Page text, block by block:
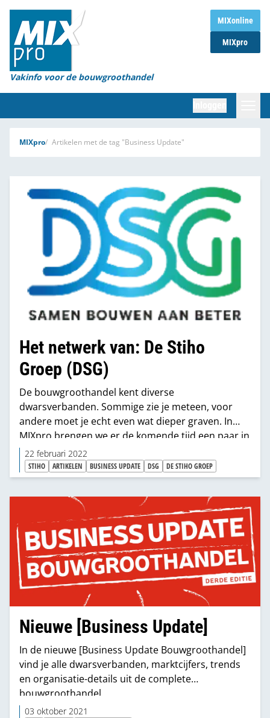
MIXonline
MIXpro
Vakinfo voor de bouwgroothandel
Home
Magazines
Organisaties
Marktcijfers
Word abonnee
Partners
MIXpro Artikelen met de tag "Business Update"
Het netwerk van: De Stiho
Groep (DSG)
De bouwgroothandel kent diverse
dwarsverbanden. Sommige zie je meteen, voor
andere moet je echt even wat dieper graven. In
MIXpro brengen we er de komende tijd een paar in
kaart. Deze editie: DSG (De Stiho Groep).
22 februari 2022
STIHO ARTIKELEN BUSINESS UPDATE DSG DE STIHO GROEP
Nieuwe [Business Update]
In de nieuwe [Business Update Bouwgroothandel]
vind je alle dwarsverbanden, marktcijfers, trends
en organisatie-details uit de complete
bouwgroothandel.
03 oktober 2021